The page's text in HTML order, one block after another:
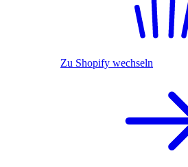
Zu Shopify wechseln